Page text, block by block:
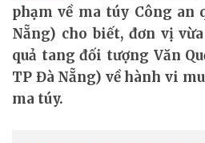
phạm về ma túy Công an
Nẵng) cho biết, đơn vị
quả tang đối tượng Văn
TP Đà Nẵng) về hành vi
ma túy.